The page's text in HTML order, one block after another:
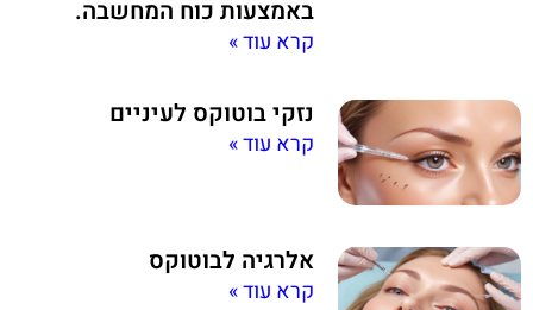
באמצעות כוח המחשבה.
קרא עוד »
נזקי בוטוקס לעיניים
קרא עוד »
אלרגיה לבוטוקס
קרא עוד »